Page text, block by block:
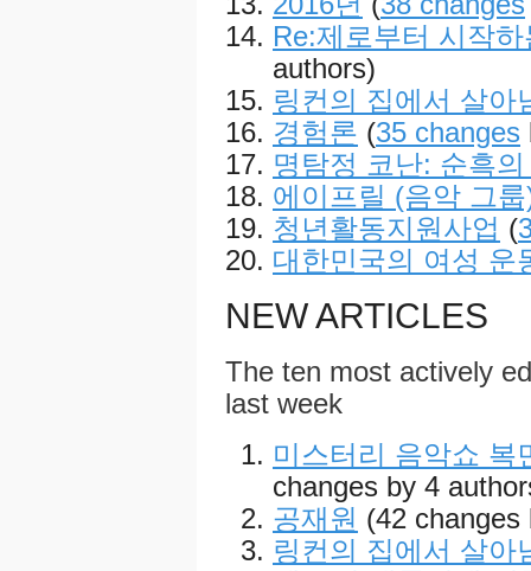
Re:제로부터 시작
authors)
링컨의 집에서 살아
경험론 (35 changes
명탐정 코난: 순흑
에이프릴 (음악 그
청년활동지원사업 (
대한민국의 여성 운
NEW ARTICLES
The ten most actively
last week
미스터리 음악쇼 복
changes by 4
공재원 (42 changes
링컨의 집에서 살아